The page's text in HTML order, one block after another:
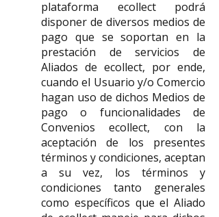
plataforma ecollect podrá
disponer de diversos medios de
pago que se soportan en la
prestación de servicios de
Aliados de ecollect, por ende,
cuando el Usuario y/o Comercio
hagan uso de dichos Medios de
pago o funcionalidades de
Convenios ecollect, con la
aceptación de los presentes
términos y condiciones, aceptan
a su vez, los términos y
condiciones tanto generales
como específicos que el Aliado